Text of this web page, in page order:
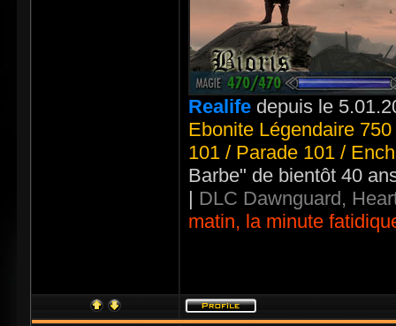
Realife depuis le
Ebonite Légendaire
101 / Parade 101 /
Barbe" de bientôt 40
| DLC Dawnguard,
matin, la minute